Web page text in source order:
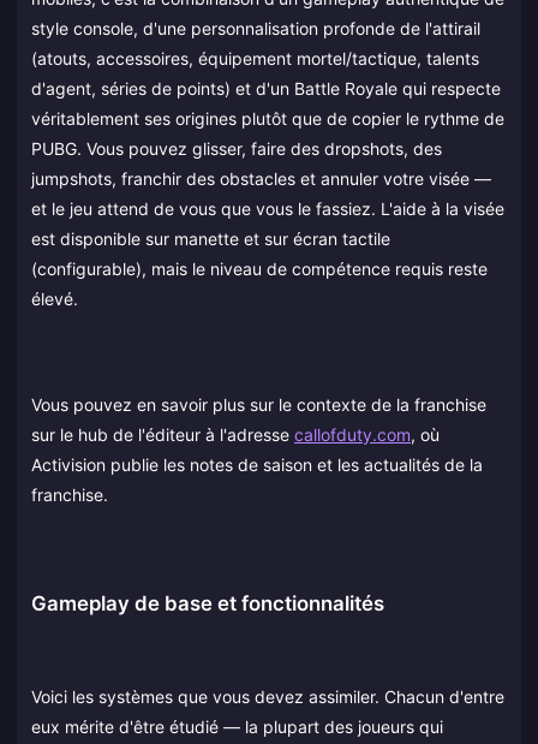
style console, d'une personnalisation profonde de l'attirail
(atouts, accessoires, équipement mortel/tactique, talents
d'agent, séries de points) et d'un Battle Royale qui respecte
véritablement ses origines plutôt que de copier le rythme de
PUBG. Vous pouvez glisser, faire des dropshots, des
jumpshots, franchir des obstacles et annuler votre visée —
et le jeu attend de vous que vous le fassiez. L'aide à la visée
est disponible sur manette et sur écran tactile
(configurable), mais le niveau de compétence requis reste
élevé.
Vous pouvez en savoir plus sur le contexte de la franchise
sur le hub de l'éditeur à l'adresse callofduty.com, où
Activision publie les notes de saison et les actualités de la
franchise.
Gameplay de base et fonctionnalités
Voici les systèmes que vous devez assimiler. Chacun d'entre
eux mérite d'être étudié — la plupart des joueurs qui